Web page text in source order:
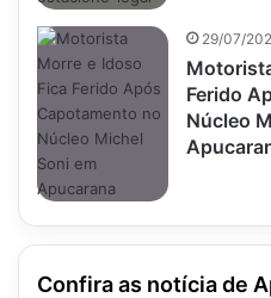
29/07/
Ferido
Núcleo
Confira as notícia de